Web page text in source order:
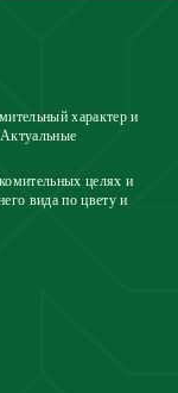
характер и
целях и
вида по цвету и